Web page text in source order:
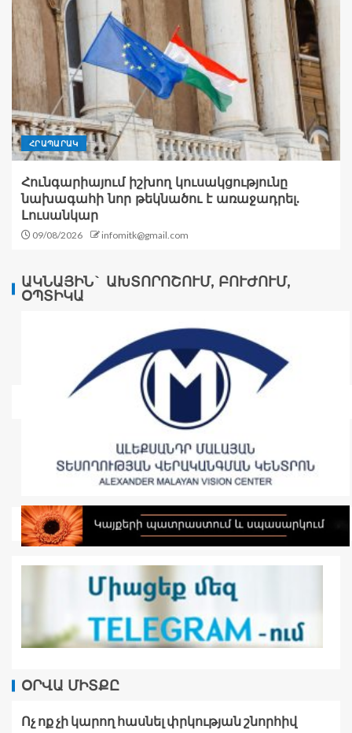
ՀՐԱՊԱՐԱԿ
Հունգարիայում իշխող կուսակցությունը
նախագահի նոր թեկնածու է առաջադրել.
Լուսանկար
09/08/2026 infomitk@gmail.com
ԱԿՆԱՅԻՆ` ԱԽՏՈՐՈՇՈՒՄ, ԲՈՒԺՈՒՄ,
ՕՊՏԻԿԱ
ՕՐՎԱ ՄԻՏՔԸ
Ոչ ոք չի կարող հասնել փրկության շնորհիվ